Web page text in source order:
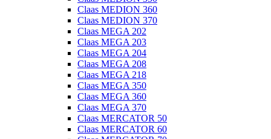
Claas MEDION 360
Claas MEDION 370
Claas MEGA 202
Claas MEGA 203
Claas MEGA 204
Claas MEGA 208
Claas MEGA 218
Claas MEGA 350
Claas MEGA 360
Claas MEGA 370
Claas MERCATOR 50
Claas MERCATOR 60